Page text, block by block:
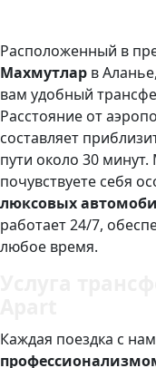
Расположенный в
Махмутлар в
вам удобный
Расстояние от
составляет
пути около 30
почувствуете себя
люксовых
работает 24/7,
любое время.
Каждая поездка с